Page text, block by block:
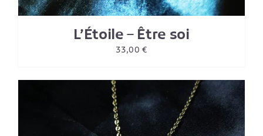
L’Étoile – Être soi
33,00€